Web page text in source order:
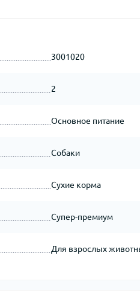
3001020
2
Основное питание
Собаки
Сухие корма
Супер-премиум
Для взрослых